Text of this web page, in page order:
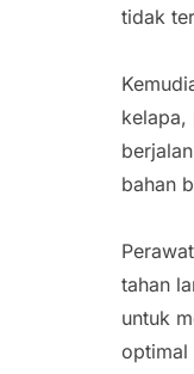
tidak
kelapa,
bahan
tahan
untuk
optimal